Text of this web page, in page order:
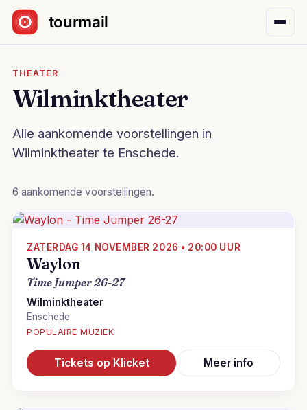
Sla navigatie over
THEATER
Wilminktheater
Alle aankomende voorstellingen in
Wilminktheater te Enschede.
6 aankomende voorstellingen.
ZATERDAG 14 NOVEMBER 2026 • 20:00 UUR
Waylon
Time Jumper 26-27
Wilminktheater
Enschede
POPULAIRE MUZIEK
Tickets op Klicket Meer info